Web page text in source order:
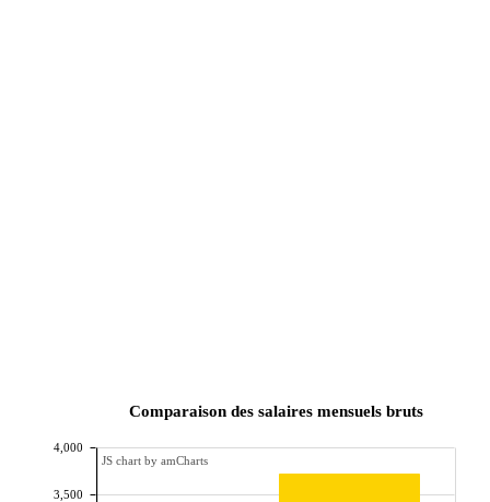
3,500
4,000
Comparaison des salaires mensuels bruts
JS chart by amCharts